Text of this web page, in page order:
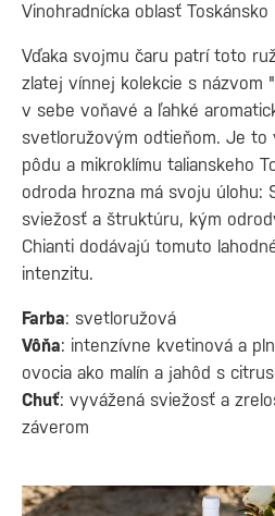
Vinohradnícka oblasť Toskánsko
Vďaka svojmu čaru patrí toto
zlatej vínnej kolekcie s názvom
v sebe voňavé a ľahké
svetloružovým odtieňom. Je to
pôdu a mikroklímu talianskeho
odroda hrozna má svoju úlohu:
sviežosť a štruktúru, kým
Chianti dodávajú tomuto
intenzitu.
Farba: svetloružová
Vôňa: intenzívne kvetinová a
ovocia ako malín a jahôd s
Chuť: vyvážená sviežosť a
záverom